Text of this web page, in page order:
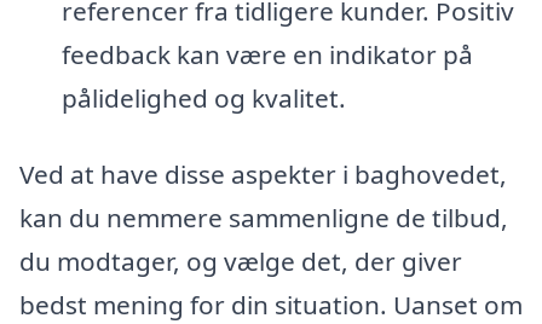
referencer fra tidligere kunder. Positiv
feedback kan være en indikator på
pålidelighed og kvalitet.
Ved at have disse aspekter i baghovedet,
kan du nemmere sammenligne de tilbud,
du modtager, og vælge det, der giver
bedst mening for din situation. Uanset om